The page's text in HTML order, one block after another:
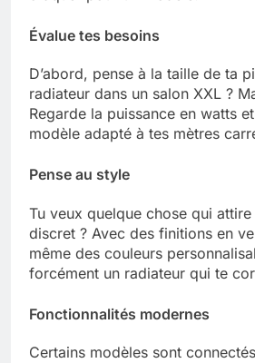
Évalue tes besoins
D’abord, pense à la taille de ta
radiateur dans un salon XXL ?
Regarde la puissance en watts
modèle adapté à tes mètres
Pense au style
Tu veux quelque chose qui
discret ? Avec des finitions en
même des couleurs
forcément un radiateur qui te
Fonctionnalités modernes
Certains modèles sont